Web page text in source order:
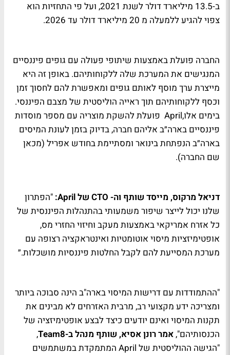
ב-13.5 מיליארד דולר לשנת 2021, ועל פי התחזיות הוא
צפוי להגיע ללמעלה מ 20 מיליארד דולר עד 2026.
החברה פועלת באמצעות שיתופי פעולה עם גופים פיננסיים
המנגישים את המערכת שלה ללקוחותיהם. באופן זה היא
מייצרת ערך מוסף לאותם גופים ומאפשרת להם לחסוך זמן
וכסף ללקוחותיהם תוך ראייה הוליסטית של מצבם הפיננסי.
בימים אלו,April פועלת להשקת מוצריה עם מספר מוסדות
פיננסיים בארה״ב אליהם חברה, בדיוק בזמן לעונת המיסים
בארה״ב הנפתחת בינואר ומסתיימת בחודש אפריל (מכאן
שם החברה).
דניאל מרקוס, מייסד שותף וה- CTO של April:
"הפתרון
שלנו יכול לייצר שיפור משמעותי בהתנהלות הפיננסית של
כל אזרח אמריקאי באמצעות מעקב וחיזוי החזרי מס,
אופטימיזציות מיסוי אוטומטיות ואינטראקציה רצופה עם
מערכת המסייעת להם לקבל החלטות פיננסיות מושכלות.״
"ההתמודדות עם דרישות המיסוי בארה"ב הינה סבוכה ביותר
ומצריכה ידע מקצועי רב, מרבית האזרחים לא מבינים את
תקנות המיסוי ואינם יודעים כיצד לבצע אופטימיזציה של
הכנסותיהם",אמר רונן אסיא, שותף מנהל ב-Team8
,
"הגישה ההוליסטית של April המתמקדת במשתמשים